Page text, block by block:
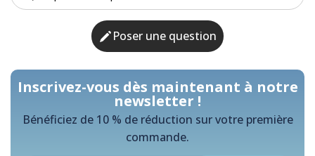
Poser une question
Inscrivez-vous dès maintenant à notre
newsletter !
Bénéficiez de 10 % de réduction sur votre première
commande.